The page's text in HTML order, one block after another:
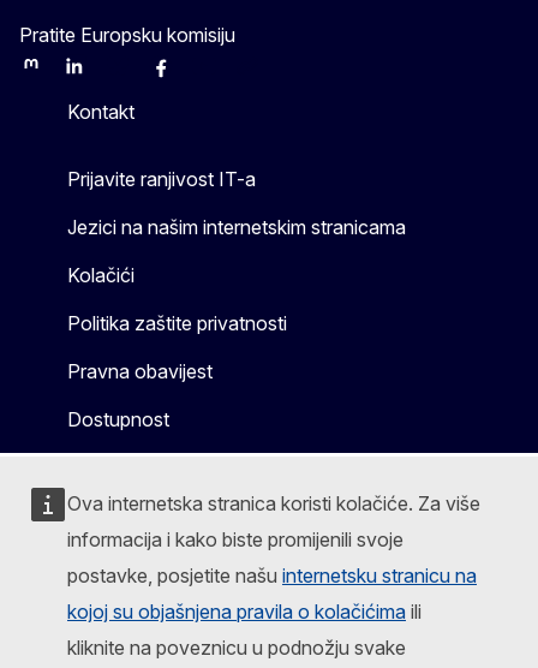
Ova internetska stranica koristi kolačiće. Za više
informacija i kako biste promijenili svoje
postavke, posjetite našu internetsku stranicu na
kojoj su objašnjena pravila o kolačićima ili
kliknite na poveznicu u podnožju svake
Pratite Europsku komisiju
MastodonLinkedInBlueskyFacebook
Kontakt
Prijavite ranjivost IT-a
Jezici na našim internetskim stranicama
Kolačići
Politika zaštite privatnosti
Pravna obavijest
Dostupnost